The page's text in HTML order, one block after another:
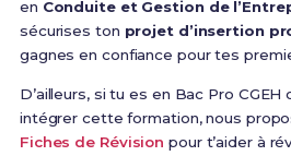
en Conduite et Gestion de
sécurises ton projet d’insertion
gagnes en confiance pour tes
D’ailleurs, si tu es en Bac Pro
intégrer cette formation, nous
Fiches de Révision pour t’aider à